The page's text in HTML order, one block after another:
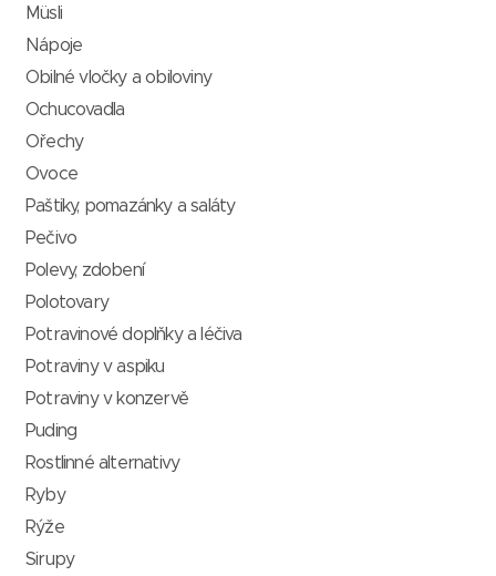
Müsli
Nápoje
Obilné vločky a obiloviny
Ochucovadla
Ořechy
Ovoce
Paštiky, pomazánky a saláty
Pečivo
Polevy, zdobení
Polotovary
Potravinové doplňky a léčiva
Potraviny v aspiku
Potraviny v konzervě
Puding
Rostlinné alternativy
Ryby
Rýže
Sirupy